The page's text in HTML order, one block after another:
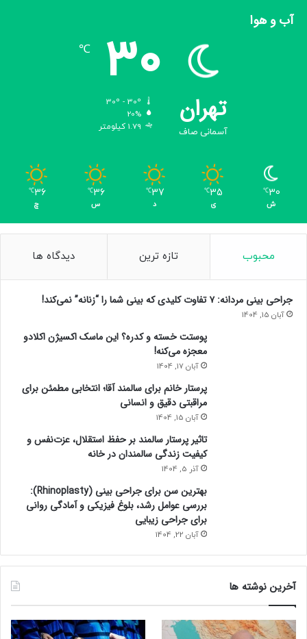
آب و هوا
تهران
آسمانی صاف
30
℃
20%
1.79 کیلومتر
30
℃
ش
35
℃
ی
37
℃
د
36
℃
س
36
℃
چ
محبوب تازه ترین دیدگاه ها
جراحی بینی مردانه: ۷ تفاوت کلیدی که بینی شما را “زنانه” نمی‌کند!
آبان 15, 1404
پوستت خسته و کدره؟ این ماسک اکسیژن اکلادو
معجزه می‌کنه!
آبان 17, 1404
پرستار خانم برای سالمند آقا؛ انتخابی مطمئن برای
مراقبتی دقیق و انسانی
آبان 15, 1404
تاثیر پرستار سالمند بر حفظ استقلال، عزت‌نفس و
کیفیت زندگی سالمندان در خانه
آذر 5, 1404
بهترین سن برای جراحی بینی (Rhinoplasty):
بررسی عوامل رشد، بلوغ فیزیکی و آمادگی روانی
برای جراحی زیبایی
آبان 22, 1404
آخرین نوشته ها